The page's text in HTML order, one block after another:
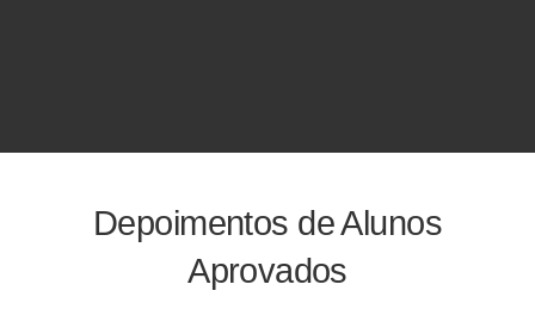
Depoimentos de Alunos
Aprovados